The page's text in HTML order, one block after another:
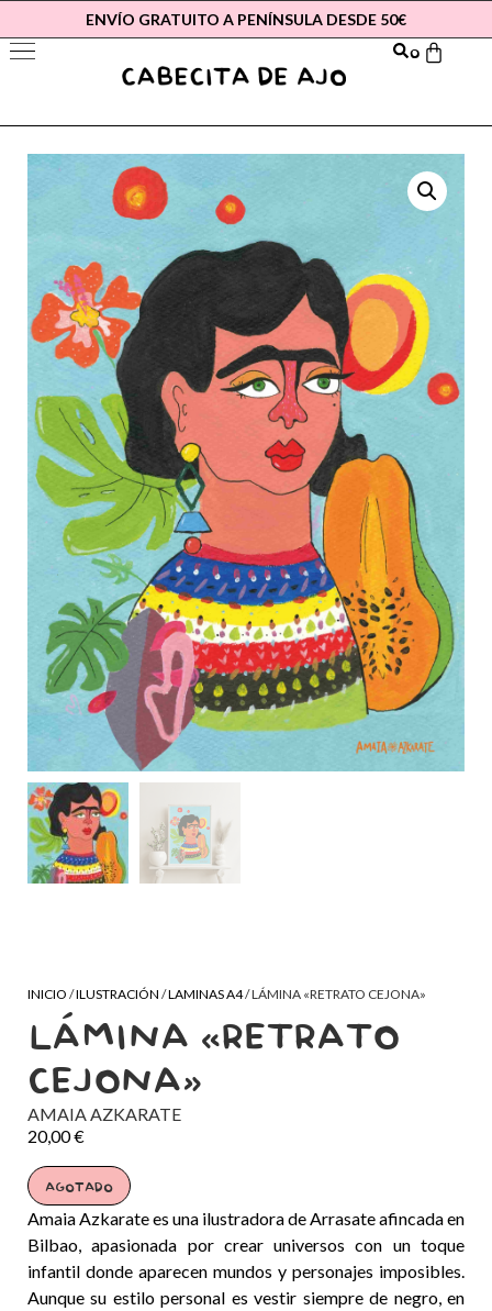
ENVÍO GRATUITO A PENÍNSULA DESDE 50€
0
INICIO /ILUSTRACIÓN /LAMINAS A4/ LÁMINA «RETRATO CEJONA»
LÁMINA «RETRATO
CEJONA»
AMAIA AZKARATE
20,00€
AGOTADO
Amaia Azkarate es una ilustradora de Arrasate afincada en
Bilbao, apasionada por crear universos con un toque
infantil donde aparecen mundos y personajes imposibles.
Aunque su estilo personal es vestir siempre de negro, en